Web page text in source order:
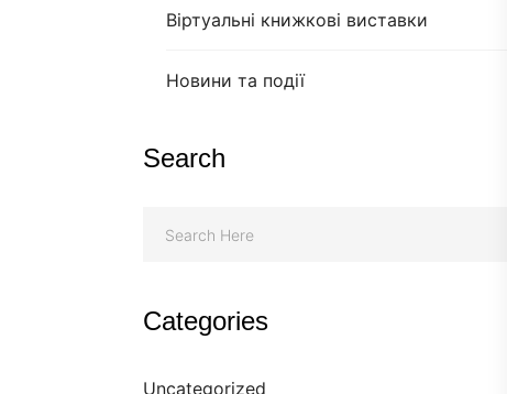
Віртуальні книжкові виставки
Новини та події
Search
Categories
Uncategorized